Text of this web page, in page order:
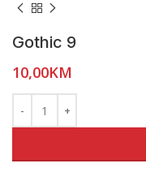
Gothic 9
10,00KM